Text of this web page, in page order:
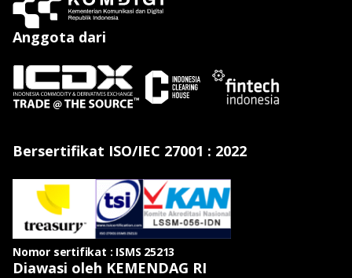
Anggota dari
Bersertifikat ISO/IEC 27001 : 2022
Nomor sertifikat : ISMS 25213
Diawasi oleh KEMENDAG RI